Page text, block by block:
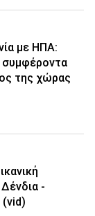
με ΗΠΑ:
συμφέροντα
της χώρας
-
(vid)